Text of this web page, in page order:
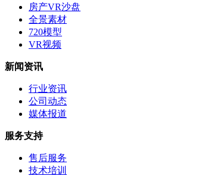
房产VR沙盘
全景素材
720模型
VR视频
新闻资讯
行业资讯
公司动态
媒体报道
服务支持
售后服务
技术培训